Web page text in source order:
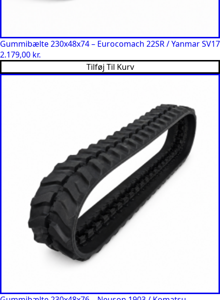
Gummibælte 230x48x74 – Eurocomach 22SR / Yanmar SV17
2.179,00 kr.
Tilføj Til Kurv